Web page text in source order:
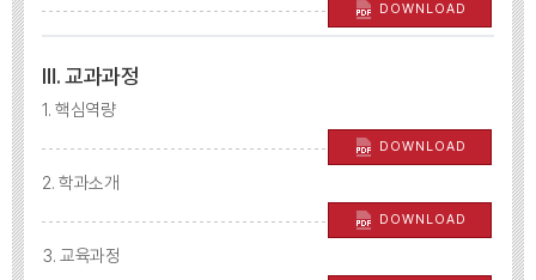
DOWNLOAD
Ⅲ. 교과과정
1. 핵심역량
DOWNLOAD
2. 학과소개
DOWNLOAD
3. 교육과정